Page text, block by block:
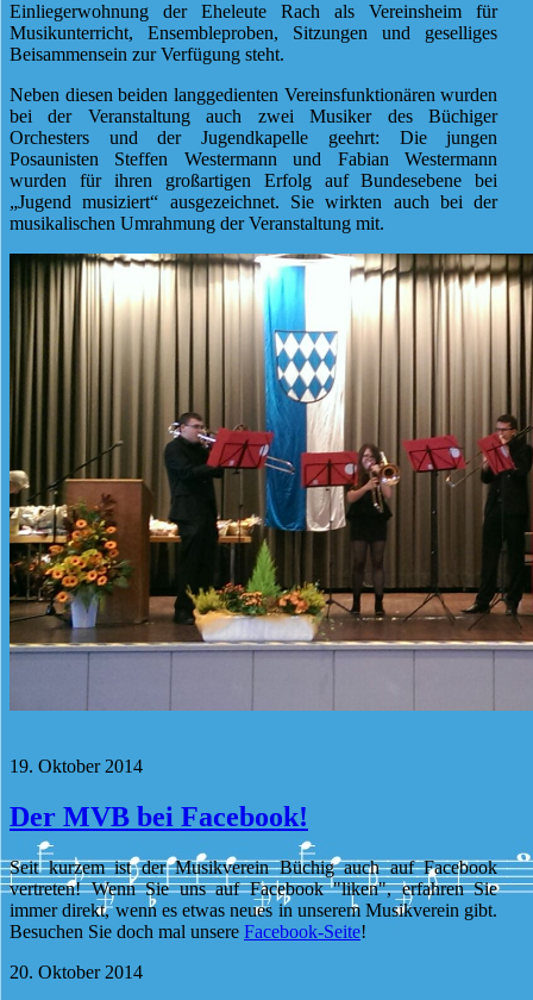
Einliegerwohnung der Eheleute Rach als Vereinsheim für
Musikunterricht, Ensembleproben, Sitzungen und geselliges
Beisammensein zur Verfügung steht.
Neben diesen beiden langgedienten Vereinsfunktionären wurden
bei der Veranstaltung auch zwei Musiker des Büchiger
Orchesters und der Jugendkapelle geehrt: Die jungen
Posaunisten Steffen Westermann und Fabian Westermann
wurden für ihren großartigen Erfolg auf Bundesebene bei
„Jugend musiziert“ ausgezeichnet. Sie wirkten auch bei der
musikalischen Umrahmung der Veranstaltung mit.
19. Oktober 2014
Der MVB bei Facebook!
Seit kurzem ist der Musikverein Büchig auch auf Facebook
vertreten! Wenn Sie uns auf Facebook "liken", erfahren Sie
immer direkt, wenn es etwas neues in unserem Musikverein gibt.
Besuchen Sie doch mal unsere Facebook-Seite!
20. Oktober 2014